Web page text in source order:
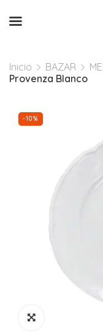
Inicio BAZAR
Provenza Blanco
-10%